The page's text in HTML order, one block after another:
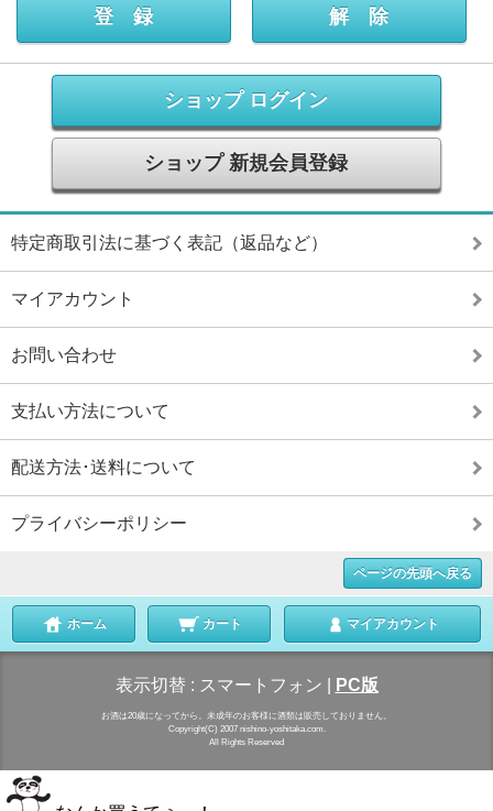
ショップ ログイン
ショップ 新規会員登録
特定商取引法に基づく表記（返品など）
マイアカウント
お問い合わせ
支払い方法について
配送方法･送料について
プライバシーポリシー
ページの先頭へ戻る
ホーム カート マイアカウント
表示切替 : スマートフォン PC版
お酒は20歳になってから。未成年のお客様に酒類は販売しておりません。
Copyright(C) 2007 nishino-yoshitaka.com.
All Rights Reserved